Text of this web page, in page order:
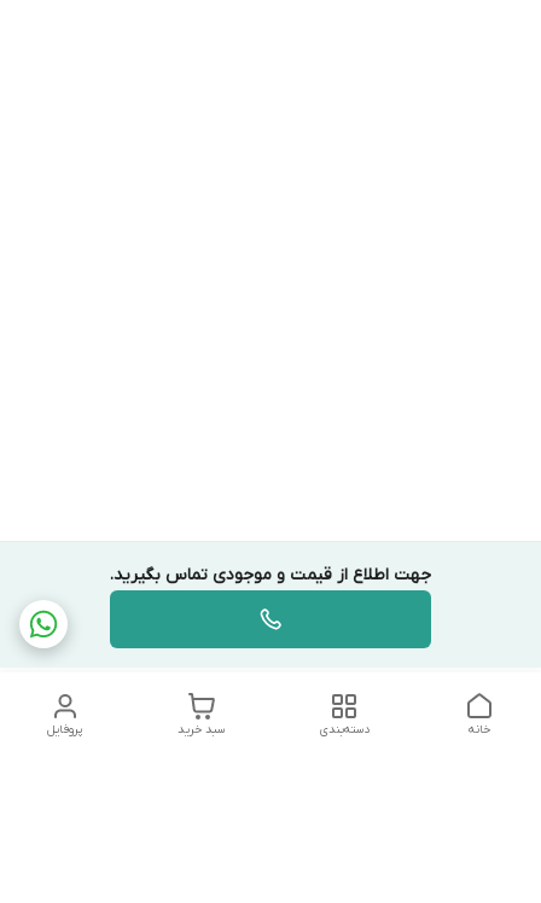
جهت اطلاع از قیمت و موجودی تماس بگیرید.
پروفایل سبد خرید دسته‌بندی خانه